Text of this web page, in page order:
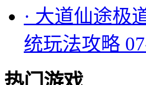
· 大道仙途极
统玩法攻略